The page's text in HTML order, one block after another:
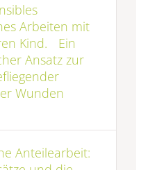
Arbeiten mit
Kind. Ein
Ansatz zur
Wunden
Anteilearbeit: